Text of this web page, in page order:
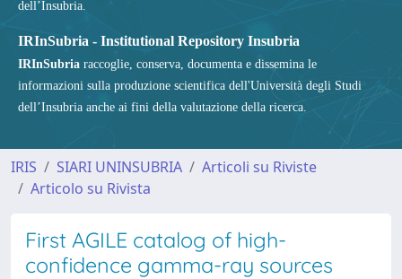
dell’Insubria.
IRInSubria - Institutional Repository Insubria
IRInSubria raccoglie, conserva, documenta e dissemina le
informazioni sulla produzione scientifica dell'Università degli Studi
dell’Insubria anche ai fini della valutazione della ricerca.
IRIS SIARI UNINSUBRIA
Articoli su Riviste
Articolo su Rivista
First AGILE catalog of high-
confidence gamma-ray sources